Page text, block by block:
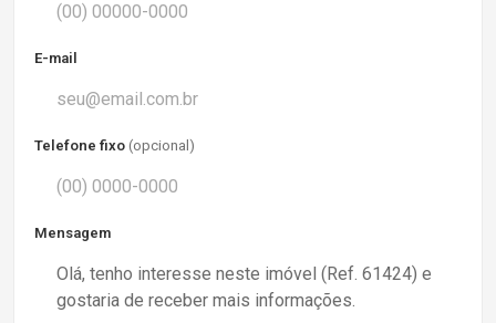
E-mail
Telefone fixo (opcional)
Mensagem